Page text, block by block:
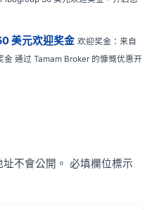
美元欢迎奖金 欢迎奖金：来自
金 通过 Tamam Broker 的慷慨优惠开
不會公開。 必填欄位標示